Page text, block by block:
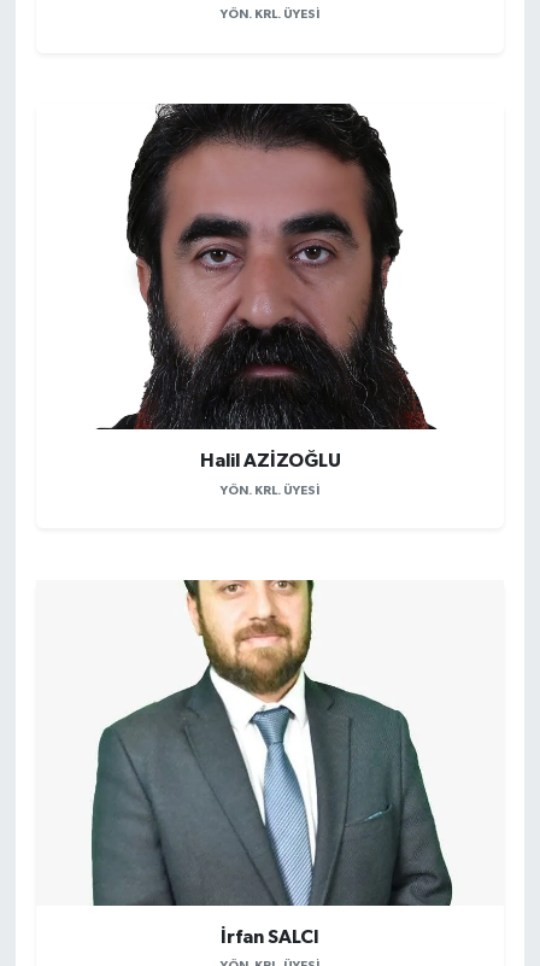
YÖN. KRL. ÜYESI
Halil AZİZOĞLU
YÖN. KRL. ÜYESI
İrfan SALCI